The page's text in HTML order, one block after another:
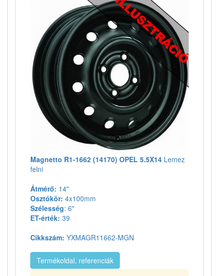
Magnetto R1-1662 (14170) OPEL 5.5X14 Lemez
felni
Átmérő: 14"
Osztókör: 4x100mm
Szélesség: 6"
ET-érték: 39
Cikkszám: YXMAGR11662-MGN
Termékoldal, referenciák